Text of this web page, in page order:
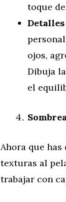
toque
ojos,
Dibuja
el
Ahora que
texturas al
trabajar con